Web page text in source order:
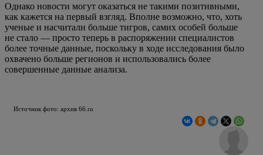
Однако новости могут оказаться не такими позитивными,
как кажется на первый взгляд. Вполне возможно, что, хоть
ученые и насчитали больше тигров, самих особей больше
не стало — просто теперь в распоряжении специалистов
более точные данные, поскольку в ходе исследования было
охвачено больше регионов и использовались более
совершенные данные анализа.
Источник фото: архив 66.ru